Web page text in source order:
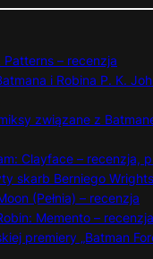
Patterns – recenzja
i Robina P. K.
związane z
Clayface – recenzja,
skarb Berniego
(Pełnia) – recenzja
Memento – recenzja
premiery „Batman